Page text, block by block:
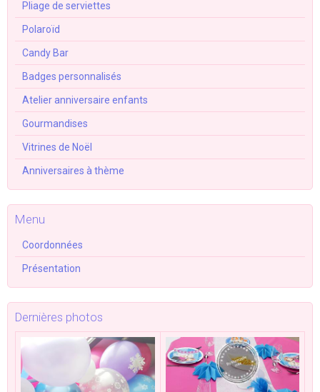
Pliage de serviettes
Polaroïd
Candy Bar
Badges personnalisés
Atelier anniversaire enfants
Gourmandises
Vitrines de Noël
Anniversaires à thème
Menu
Coordonnées
Présentation
Dernières photos